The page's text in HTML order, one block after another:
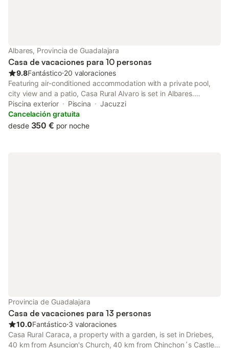
Albares, Provincia de Guadalajara
Casa de vacaciones para 10 personas
9.8Fantástico⋅20 valoraciones
Featuring air-conditioned accommodation with a private pool,
city view and a patio, Casa Rural Alvaro is set in Albares.
Offering a restaurant, the property also has a garden, as well as
a hot tub and a solarium.
Piscina exterior Piscina
Jacuzzi
Cancelación gratuita
desde 350 € por noche
Provincia de Guadalajara
Casa de vacaciones para 13 personas
10.0Fantástico⋅3 valoraciones
Casa Rural Caraca, a property with a garden, is set in Driebes,
40 km from Asuncion's Church, 40 km from Chinchon´s Castle,